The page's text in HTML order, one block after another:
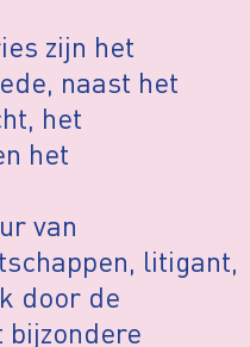
zijn het
naast het
het
het
van
litigant,
door de
bijzondere